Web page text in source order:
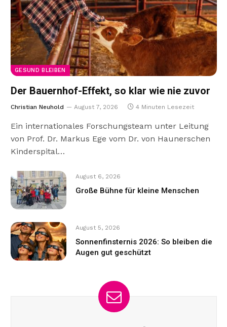
GESUND BLEIBEN
Der Bauernhof-Effekt, so klar wie nie zuvor
Christian Neuhold August 7, 2026 4 Minuten Lesezeit
Ein internationales Forschungsteam unter Leitung
von Prof. Dr. Markus Ege vom Dr. von Haunerschen
Kinderspital…
August 6, 2026
Große Bühne für kleine Menschen
August 5, 2026
Sonnenfinsternis 2026: So bleiben die
Augen gut geschützt